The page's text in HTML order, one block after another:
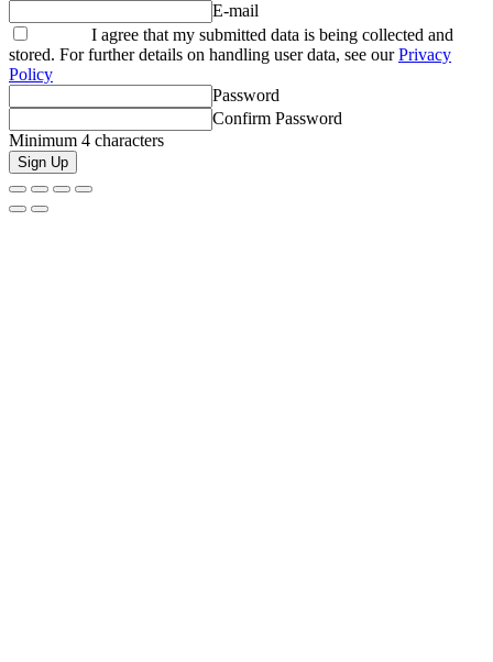
E-mail
I agree that my submitted data is being collected and
stored. For further details on handling user data, see ourPrivacy
Policy
Password
Confirm Password
Minimum 4 characters